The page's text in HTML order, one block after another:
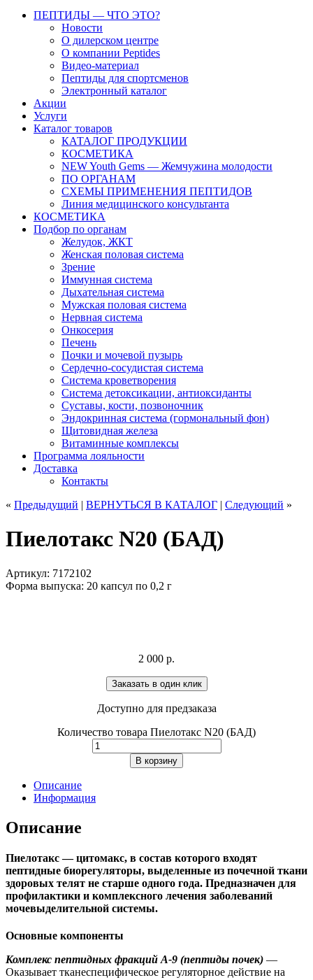
ПЕПТИДЫ — ЧТО ЭТО?
Новости
О дилерском центре
О компании Peptides
Видео-материал
Пептиды для спортсменов
Электронный каталог
Акции
Услуги
Каталог товаров
КАТАЛОГ ПРОДУКЦИИ
КОСМЕТИКА
NEW Youth Gems — Жемчужина молодости
ПО ОРГАНАМ
СХЕМЫ ПРИМЕНЕНИЯ ПЕПТИДОВ
Линия медицинского консультанта
КОСМЕТИКА
Подбор по органам
Желудок, ЖКТ
Женская половая система
Зрение
Иммунная система
Дыхательная система
Мужская половая система
Нервная система
Онкосерия
Печень
Почки и мочевой пузырь
Сердечно-сосудистая система
Система кроветворения
Система детоксикации, антиоксиданты
Суставы, кости, позвоночник
Эндокринная система (гормональный фон)
Щитовидная железа
Витаминные комплексы
Программа лояльности
Доставка
Контакты
« Предыдущий | ВЕРНУТЬСЯ В КАТАЛОГ | Следующий »
Пиелотакс N20 (БАД)
Артикул: 7172102
Форма выпуска: 20 капсул по 0,2 г
2 000 р.
Заказать в один клик
Доступно для предзаказа
Количество товара Пиелотакс N20 (БАД)
В корзину
Описание
Информация
Описание
Пиелотакс — цитомакс, в состав которого входят
пептидные биорегуляторы, выделенные из почечной ткани
здоровых телят не старше одного года. Предназначен для
профилактики и комплексного лечения заболеваний
мочевыделительной системы.
Основные компоненты
Комплекс пептидных фракций A-9 (пептиды почек) —
Оказывает тканеспецифическое регуляторное действие на